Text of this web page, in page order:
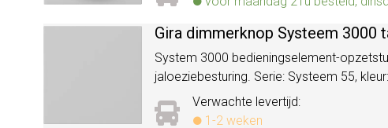
Gira dimmerknop Systeem 3000
System 3000 bedieningselement-
jaloeziebesturing. Serie: Systeem 55,
Verwachte levertijd:
1-2 weken